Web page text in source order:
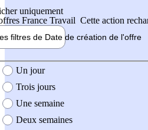
uniquement
France Travail Cette action
filtres de Date de création de l'offre
création de l'offre
Un jour
Trois jours
Une semaine
Deux semaines